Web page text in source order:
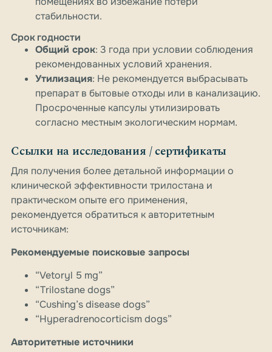
стабильности.
Срок годности
Общий срок: 3 года при условии соблюдения
рекомендованных условий хранения.
Утилизация: Не рекомендуется выбрасывать
препарат в бытовые отходы или в канализацию.
Просроченные капсулы утилизировать
согласно местным экологическим нормам.
Ссылки на исследования / сертификаты
Для получения более детальной информации о
клинической эффективности трилостана и
практическом опыте его применения,
рекомендуется обратиться к авторитетным
источникам:
Рекомендуемые поисковые запросы
“Vetoryl 5 mg”
“Trilostane dogs”
“Cushing’s disease dogs”
“Hyperadrenocorticism dogs”
Авторитетные источники